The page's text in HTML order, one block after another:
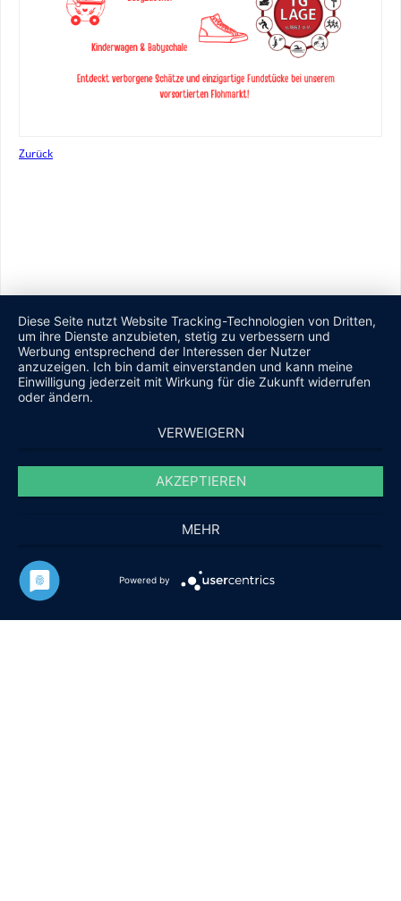
Zurück
Diese Seite nutzt Website Tracking-Technologien von Dritten,
um ihre Dienste anzubieten, stetig zu verbessern und
Werbung entsprechend der Interessen der Nutzer
anzuzeigen. Ich bin damit einverstanden und kann meine
Einwilligung jederzeit mit Wirkung für die Zukunft widerrufen
oder ändern.
VERWEIGERN
AKZEPTIEREN
MEHR
Powered by